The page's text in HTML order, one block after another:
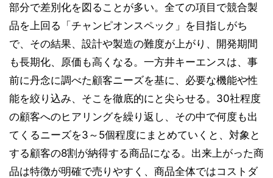
部分で差別化を図ることが多い。全ての項目で競合製
品を上回る「チャンピオンスペック」を目指しがち
で、その結果、設計や製造の難度が上がり、開発期間
も長期化、原価も高くなる。一方井キーエンスは、事
前に丹念に調べた顧客ニーズを基に、必要な機能や性
能を絞り込み、そこを徹底的にと尖らせる。30社程度
の顧客へのヒアリングを繰り返し、その中で何度も出
てくるニーズを3～5個程度にまとめていくと、対象と
する顧客の8割が納得する商品になる。出来上がった商
品は特徴が明確で売りやすく、商品全体ではコストダ